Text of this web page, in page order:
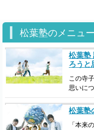
松葉塾のメニュー
松葉塾
ろうと
この寺
思いに
松葉塾
「本来